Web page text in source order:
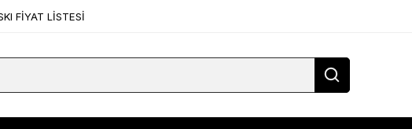
FİYAT LİSTESİ